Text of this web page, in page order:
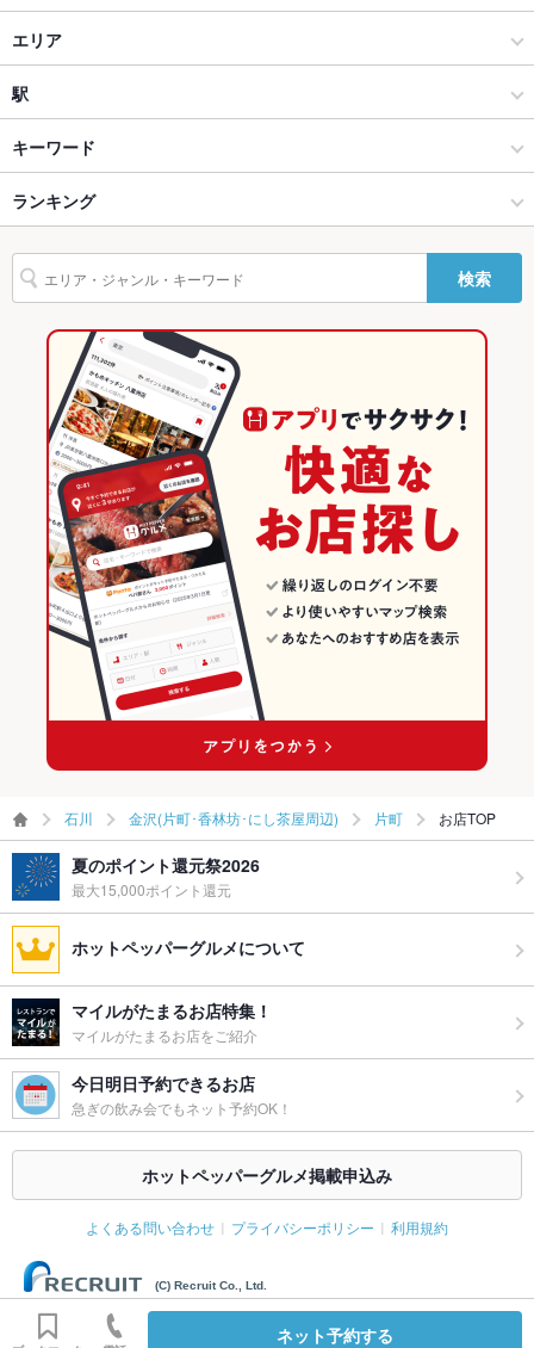
Wi-Fi なし
バリアフリ
ー
なし
その他
なし
カクテル充実、焼酎充実、日本酒充実、ワイン充実
お子様連れ お子様連れOK
ウェディン
グパーティ
ー二次会
－
お祝い・サ
プライズ対
可
－
焼肉・ホルモン
焼肉
金沢(片町･香林坊･にし茶屋周辺) × 焼肉・ホルモン
金沢(片町･香林坊･にし茶屋周辺) × 焼肉
金沢駅 × 焼肉・ホルモン
金沢駅 × 焼肉
金沢(片町･香林坊･にし茶屋周辺) × 居酒屋
金沢(片町･香林坊･にし茶屋周辺) × 創作
金沢駅 × 居酒屋
金沢駅 × 創作
エリア
片町
片町 × 焼肉・ホルモン
片町 × 焼肉
片町 × 居酒屋
片町 × 創作
石川 × 焼肉・ホルモン
石川 × 焼肉
石川 × 居酒屋
石川 × 創作
駅
金沢駅
北鉄金沢駅
キーワード
モツ煮込み レバー
生ハム チーズケーキ いくら丼
ランキング
石川のグルメランキング
石川の焼肉・ホルモンランキング
金沢(片町･香林坊･にし茶屋周辺)のグルメランキング
金沢(片町･香林坊･にし茶屋周辺)の焼肉・ホルモンランキング
片町のグルメランキング
片町の焼肉・ホルモンランキング
検索
石川 金沢(片町･香林坊･にし茶屋周辺) 片町 お店TOP
夏のポイント還元祭2026
最大15,000ポイント還元
ホットペッパーグルメについて
マイルがたまるお店特集！
マイルがたまるお店をご紹介
今日明日予約できるお店
急ぎの飲み会でもネット予約OK！
ホットペッパーグルメ掲載申込み
よくある問い合わせ プライバシーポリシー 利用規約
(C) Recruit Co., Ltd.
ネット予約する